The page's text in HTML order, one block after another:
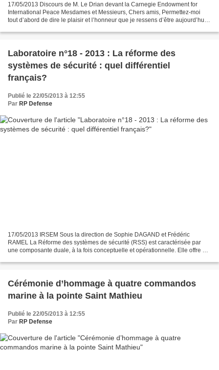
17/05/2013 Discours de M. Le Drian devant la Carnegie Endowment for
International Peace Mesdames et Messieurs, Chers amis, Permettez-moi
tout d’abord de dire le plaisir et l’honneur que je ressens d’être aujourd’hui
Laboratoire n°18 - 2013 : La réforme des
systèmes de sécurité : quel différentiel
français?
Publié le 22/05/2013 à 12:55
Par RP Defense
17/05/2013 IRSEM Sous la direction de Sophie DAGAND et Frédéric
RAMEL La Réforme des systèmes de sécurité (RSS) est caractérisée par
une composante duale, à la fois conceptuelle et opérationnelle. Elle offre un
Cérémonie d’hommage à quatre commandos
marine à la pointe Saint Mathieu
Publié le 22/05/2013 à 12:55
Par RP Defense